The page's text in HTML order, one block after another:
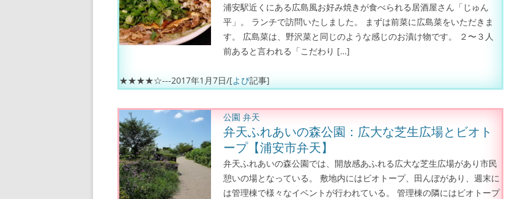
浦安駅近くにある広島風お好み焼きが食べられる居酒屋さん「じゅん
平」。 ランチで訪問いたしました。 まずは前菜に広島菜をいただきま
す。 広島菜は、野沢菜と同じのような感じのお漬け物です。 ２〜３人
前あると言われる「こだわり […]
★★★★☆---2017年1月7日/[よぴ記事]
公園 弁天
弁天ふれあいの森公園：広大な芝生広場とビオト
ープ【浦安市弁天】
弁天ふれあいの森公園では、開放感あふれる広大な芝生広場があり市民
憩いの場となっている。 敷地内にはビオトープ、田んぼがあり、週末に
は管理棟で様々なイベントが行われている。 管理棟の隣にはビオトープ